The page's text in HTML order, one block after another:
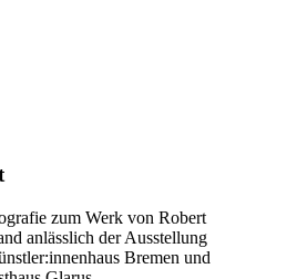
zum Werk von Robert
anlässlich der Ausstellung
Bremen und